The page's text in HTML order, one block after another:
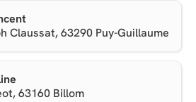
Claussat, 63290 Puy-Guillaume
63160 Billom